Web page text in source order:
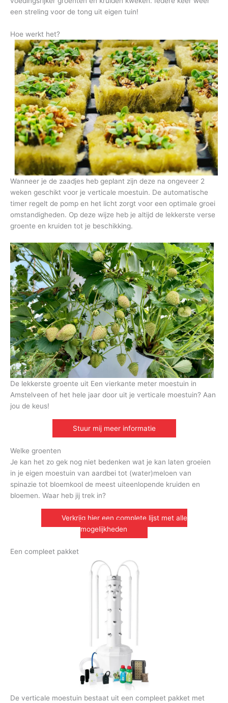
een streling voor de tong uit eigen tuin!
Hoe werkt het?
Wanneer je de zaadjes heb geplant zijn deze na ongeveer 2
weken geschikt voor je verticale moestuin. De automatische
timer regelt de pomp en het licht zorgt voor een optimale groei
omstandigheden. Op deze wijze heb je altijd de lekkerste verse
groente en kruiden tot je beschikking.
De lekkerste groente uit Een vierkante meter moestuin in
Amstelveen of het hele jaar door uit je verticale moestuin? Aan
jou de keus!
Stuur mij meer informatie
Welke groenten
Je kan het zo gek nog niet bedenken wat je kan laten groeien
in je eigen moestuin van aardbei tot (water)meloen van
spinazie tot bloemkool de meest uiteenlopende kruiden en
bloemen. Waar heb jij trek in?
Verkrijg hier een complete lijst met alle
mogelijkheden
Een compleet pakket
De verticale moestuin bestaat uit een compleet pakket met